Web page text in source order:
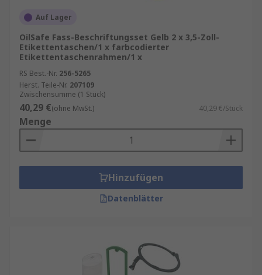
Auf Lager
OilSafe Fass-Beschriftungsset Gelb 2 x 3,5-Zoll-
Etikettentaschen/1 x farbcodierter
Etikettentaschenrahmen/1 x
RS Best.-Nr. 256-5265
Herst. Teile-Nr. 207109
Zwischensumme (1 Stück)
40,29 €(ohne MwSt.) 40,29 €/Stück
Menge
Hinzufügen
Datenblätter